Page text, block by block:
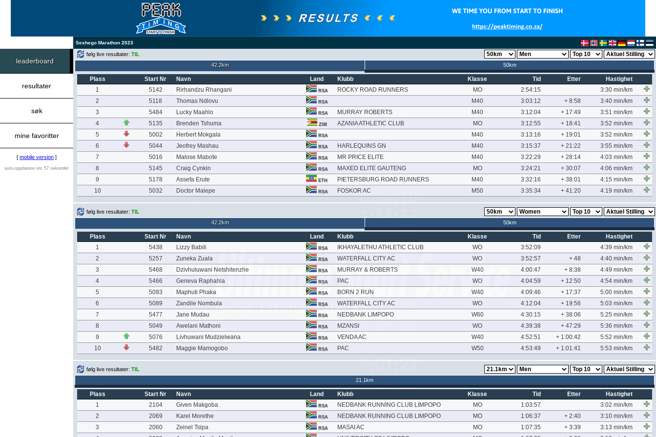
Seshego Marathon 2023
leaderboard
resultater
søk
mine favoritter
[ mobile version ]
auto-oppdatere om 57 sekunder
følg live resultater: TIL
42.2km
50km
Plass Start Nr Navn Land Klubb Klasse Tid Etter
Hastighet
1
5142 Rirhandzu Rhangani RSA ROCKY ROAD RUNNERS MO 2:54:15
3:30 min/km
2
5118 Thomas Ndlovu RSA M40 3:03:12 + 8:58
3:40 min/km
3
5484 Lucky Maahlo RSA MURRAY ROBERTS M40 3:12:04 + 17:49
3:51 min/km
4
5135 Brenden Tshuma ZIM AZANIA ATHLETIC CLUB MO 3:12:55 + 18:41
3:52 min/km
5
5002 Herbert Mokgala RSA M40 3:13:16 + 19:01
3:52 min/km
6
5044 Jeofrey Mashau RSA HARLEQUINS GN M40 3:15:37 + 21:22
3:55 min/km
7
5016 Malose Mabote RSA MR PRICE ELITE M40 3:22:29 + 28:14
4:03 min/km
8
5145 Craig Cynkin RSA MAXED ELITE GAUTENG MO 3:24:21 + 30:07
4:06 min/km
9
5178 Assefa Erute ETH PIETERSBURG ROAD RUNNERS M40 3:32:16 + 38:01
4:15 min/km
10
5032 Doctor Malepe RSA FOSKOR AC M50 3:35:34 + 41:20 4:19 min/km
følg live resultater: TIL
42.2km
50km
Plass Start Nr Navn Land Klubb Klasse Tid Etter
Hastighet
1
5438 Lizzy Babili RSA IKHAYALETHU ATHLETIC CLUB WO 3:52:09
4:39 min/km
2
5257 Zuneka Zuala RSA WATERFALL CITY AC WO 3:52:57 + 48
4:40 min/km
3
5468 Dzivhuluwani Netshitenzhe RSA MURRAY & ROBERTS W40 4:00:47 + 8:38
4:49 min/km
4
5466 Geneva Raphahla RSA PAC WO 4:04:59 + 12:50
4:54 min/km
5
5093 Maphuti Phaka RSA BORN 2 RUN W40 4:09:46 + 17:37
5:00 min/km
6
5089 Zandile Nombula RSA WATERFALL CITY AC WO 4:12:04 + 19:56
5:03 min/km
7
5477 Jane Mudau RSA NEDBANK LIMPOPO W60 4:30:15 + 38:06
5:25 min/km
8
5049 Awelani Mathoni RSA MZANSI WO 4:39:38 + 47:29
5:36 min/km
9
5076 Livhuwani Mudzielwana RSA VENDA AC W40 4:52:51 + 1:00:42
5:52 min/km
10
5482 Maggie Mamogobo RSA PAC W50 4:53:49 + 1:01:41 5:53 min/km
følg live resultater: TIL
21.1km
Plass Start Nr Navn Land Klubb Klasse Tid Etter
Hastighet
1
2104 Given Makgoba RSA NEDBANK RUNNING CLUB LIMPOPO MO 1:03:57
3:02 min/km
2
2069 Karel Morethe RSA NEDBANK RUNNING CLUB LIMPOPO MO 1:06:37 + 2:40
3:10 min/km
3
2060 Zeinel Tsipa RSA MASAI AC MO 1:07:35 + 3:39
3:13 min/km